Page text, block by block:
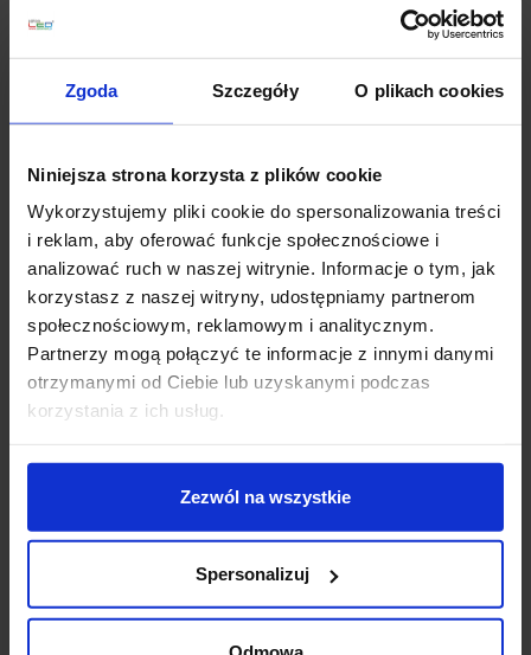
Zgoda Szczegóły O plikach cookies
Niniejsza strona korzysta z plików cookie
Wykorzystujemy pliki cookie do spersonalizowania treści
i reklam, aby oferować funkcje społecznościowe i
analizować ruch w naszej witrynie. Informacje o tym, jak
korzystasz z naszej witryny, udostępniamy partnerom
społecznościowym, reklamowym i analitycznym.
Partnerzy mogą połączyć te informacje z innymi danymi
otrzymanymi od Ciebie lub uzyskanymi podczas
korzystania z ich usług.
Zezwól na wszystkie
Spersonalizuj
ilość źródeł / rodzaj trzonka: 1 x LED zintegrowany
max moc źródła: 27 W
źródło w zestawie: LED 27 W, 1890 lm, 3000K
kolor lampy: chrom
materiał: aluminium
IP: 20
Szczegóły produktu